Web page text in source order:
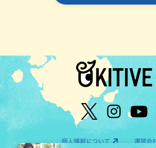
個人情報について 運営会